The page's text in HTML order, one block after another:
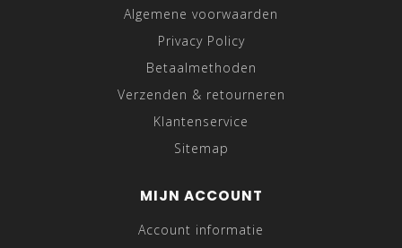
Algemene voorwaarden
Privacy Policy
Betaalmethoden
Verzenden & retourneren
Klantenservice
Sitemap
MIJN ACCOUNT
Account informatie